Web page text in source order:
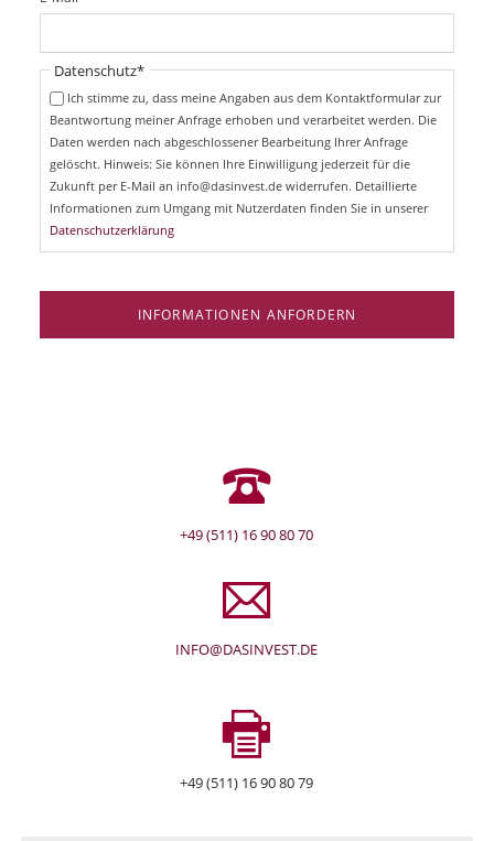
c
t
f
f
i
Pflichtfeld
Datenschutz*
Ich stimme zu, dass meine Angaben aus dem Kontaktformular zur
Beantwortung meiner Anfrage erhoben und verarbeitet werden. Die
Daten werden nach abgeschlossener Bearbeitung Ihrer Anfrage
gelöscht. Hinweis: Sie können Ihre Einwilligung jederzeit für die
Zukunft per E-Mail an info@dasinvest.de widerrufen. Detaillierte
Informationen zum Umgang mit Nutzerdaten finden Sie in unserer
Datenschutzerklärung
INFORMATIONEN ANFORDERN
+49 (511) 16 90 80 70
INFO@DASINVEST.DE
+49 (511) 16 90 80 79